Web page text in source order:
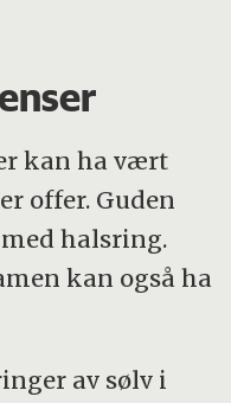
kan ha vært
offer. Guden
halsring.
kan også ha
av sølv i